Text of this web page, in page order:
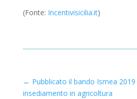
(Fonte: Incentivisicilia.it)
← Pubblicato il bando Ismea
insediamento in agricoltura